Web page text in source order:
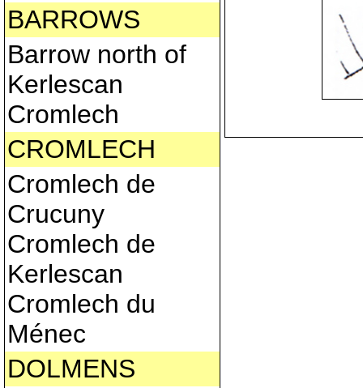
BARROWS
Barrow north of
Kerlescan
Cromlech
CROMLECH
Cromlech de
Crucuny
Cromlech de
Kerlescan
Cromlech du
Ménec
DOLMENS